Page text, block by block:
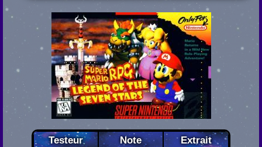
Testeur Note Extrait